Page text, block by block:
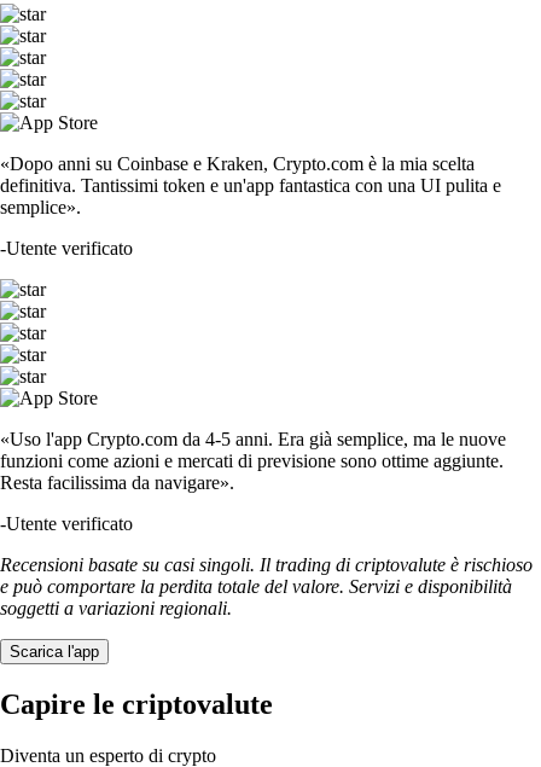
«Dopo anni su Coinbase e Kraken, Crypto.com è la mia scelta
definitiva. Tantissimi token e un'app fantastica con una UI pulita e
semplice».
-Utente verificato
«Uso l'app Crypto.com da 4-5 anni. Era già semplice, ma le nuove
funzioni come azioni e mercati di previsione sono ottime aggiunte.
Resta facilissima da navigare».
-Utente verificato
Recensioni basate su casi singoli. Il trading di criptovalute è rischioso
e può comportare la perdita totale del valore. Servizi e disponibilità
soggetti a variazioni regionali.
Scarica l'app
Capire le criptovalute
Diventa un esperto di crypto